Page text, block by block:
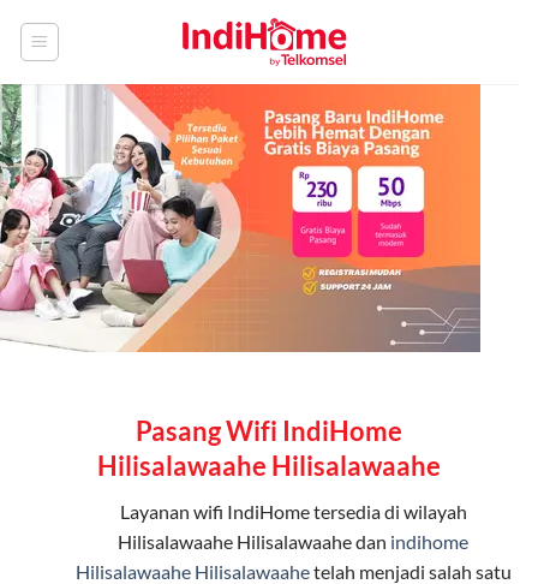
Pasang Wifi IndiHome
Hilisalawaahe Hilisalawaahe
Layanan wifi IndiHometersedia di wilayah
Hilisalawaahe Hilisalawaahe dan indihome
Hilisalawaahe Hilisalawaahetelah menjadi salah satu